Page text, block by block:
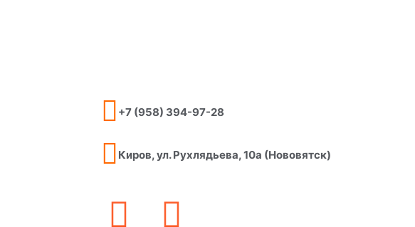
+7 (958) 394-97-28
Киров, ул. Рухлядьева, 10а (Нововятск)